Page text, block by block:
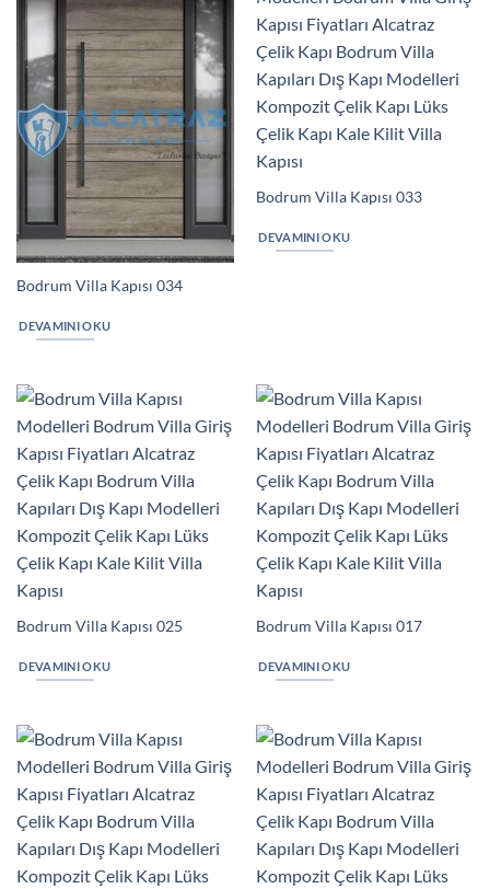
Bodrum Villa Kapısı 034
DEVAMINI OKU
Bodrum Villa Kapısı 033
DEVAMINI OKU
Bodrum Villa Kapısı 025
DEVAMINI OKU
Bodrum Villa Kapısı 017
DEVAMINI OKU